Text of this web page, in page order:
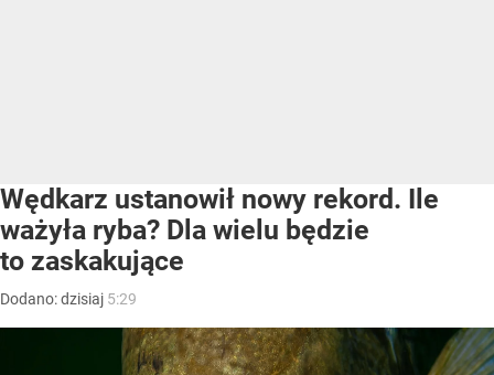
Wędkarz ustanowił nowy rekord. Ile
ważyła ryba? Dla wielu będzie
to zaskakujące
Dodano:dzisiaj 5:29